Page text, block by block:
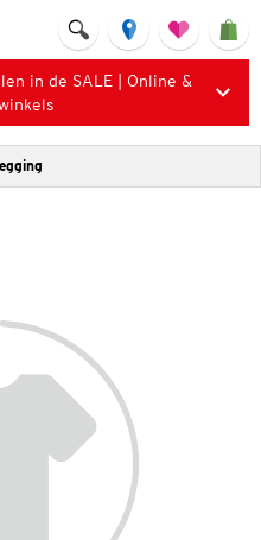
in de SALE | Online &